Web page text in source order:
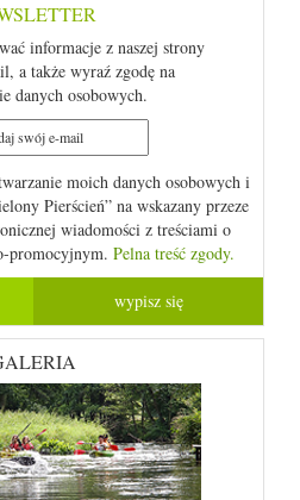
informacje z naszej strony
a także wyraź zgodę na
danych osobowych.
moich danych osobowych i
Pierścień” na wskazany przeze
wiadomości z treściami o
promocyjnym. Pelna treść zgody.